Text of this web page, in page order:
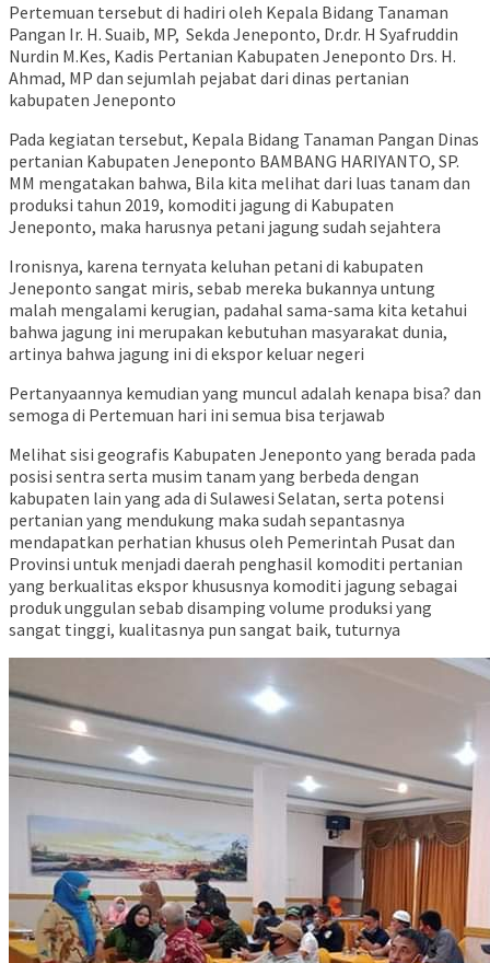
Pertemuan tersebut di hadiri oleh Kepala Bidang Tanaman
Pangan Ir. H. Suaib, MP, Sekda Jeneponto, Dr.dr. H Syafruddin
Nurdin M.Kes, Kadis Pertanian Kabupaten Jeneponto Drs. H.
Ahmad, MP dan sejumlah pejabat dari dinas pertanian
kabupaten Jeneponto
Pada kegiatan tersebut, Kepala Bidang Tanaman Pangan Dinas
pertanian Kabupaten Jeneponto BAMBANG HARIYANTO, SP.
MM mengatakan bahwa, Bila kita melihat dari luas tanam dan
produksi tahun 2019, komoditi jagung di Kabupaten
Jeneponto, maka harusnya petani jagung sudah sejahtera
Ironisnya, karena ternyata keluhan petani di kabupaten
Jeneponto sangat miris, sebab mereka bukannya untung
malah mengalami kerugian, padahal sama-sama kita ketahui
bahwa jagung ini merupakan kebutuhan masyarakat dunia,
artinya bahwa jagung ini di ekspor keluar negeri
Pertanyaannya kemudian yang muncul adalah kenapa bisa? dan
semoga di Pertemuan hari ini semua bisa terjawab
Melihat sisi geografis Kabupaten Jeneponto yang berada pada
posisi sentra serta musim tanam yang berbeda dengan
kabupaten lain yang ada di Sulawesi Selatan, serta potensi
pertanian yang mendukung maka sudah sepantasnya
mendapatkan perhatian khusus oleh Pemerintah Pusat dan
Provinsi untuk menjadi daerah penghasil komoditi pertanian
yang berkualitas ekspor khususnya komoditi jagung sebagai
produk unggulan sebab disamping volume produksi yang
sangat tinggi, kualitasnya pun sangat baik, tuturnya